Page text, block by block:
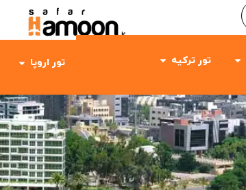
تور ترکیه تور اروپا